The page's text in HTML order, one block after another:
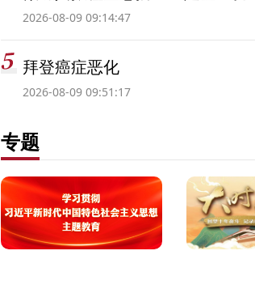
2026-08-09 09:14:47
拜登癌症恶化
2026-08-09 09:51:17
专题